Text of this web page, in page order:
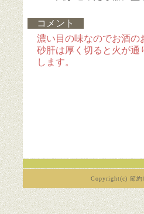
コメント
濃い目の味なのでお酒の
砂肝は厚く切ると火が通
します。
Copyright(c) 節